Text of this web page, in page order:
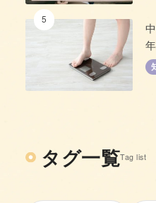
5
タグ一覧Tag list